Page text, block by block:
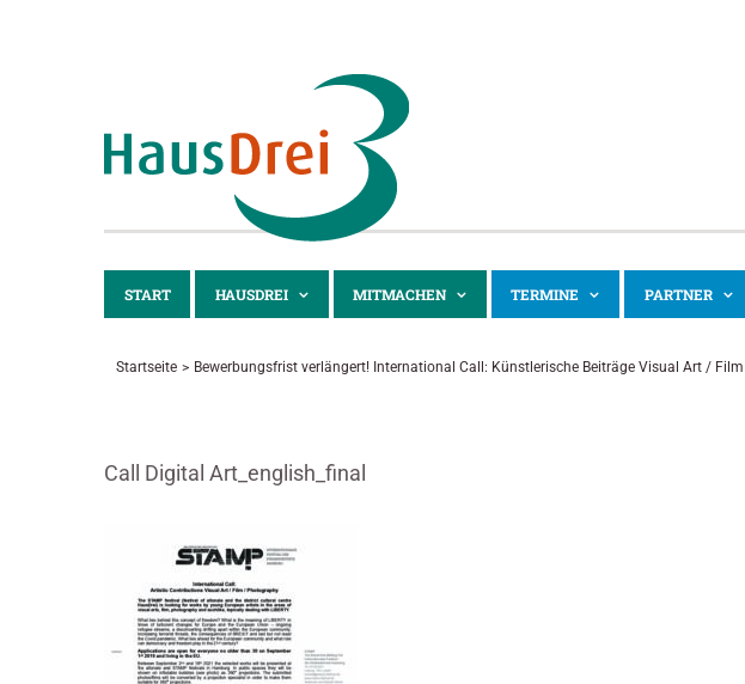
START HAUSDREI MITMACHEN TERMINE PARTNER
Startseite Bewerbungsfrist verlängert! International Call: Künstlerische Beiträge Visual Art /
Call Digital Art_english_final